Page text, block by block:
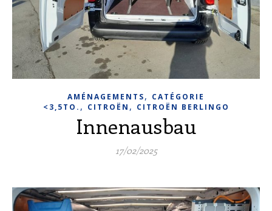
AMÉNAGEMENTS, CATÉGORIE
<3,5TO. , CITROËN , CITROËN BERLINGO
Innenausbau
17/02/2025